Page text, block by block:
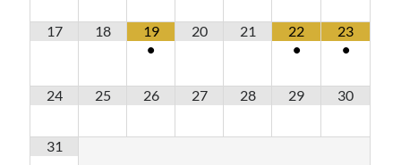
Access Foundation ® mit Anja Ziener -
Deutschland
Mehr Infos
17 18
19
•
20 21
22
•
23
•
24 25 26 27 28 29 30
31